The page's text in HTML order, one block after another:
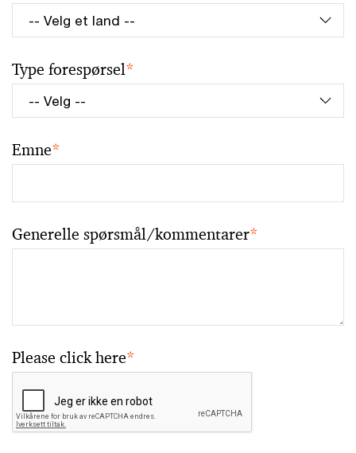
Type forespørsel*
Emne*
Generelle spørsmål/kommentarer*
Please click here*